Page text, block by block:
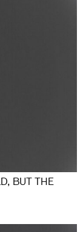
BUT THE